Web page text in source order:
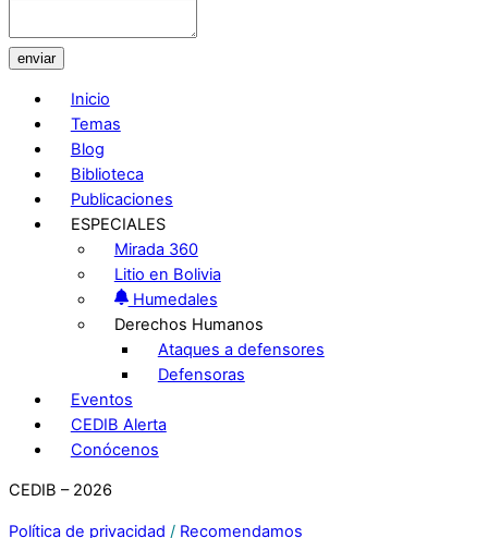
enviar
Inicio
Temas
Blog
Biblioteca
Publicaciones
ESPECIALES
Mirada 360
Litio en Bolivia
Humedales
Derechos Humanos
Ataques a defensores
Defensoras
Eventos
CEDIB Alerta
Conócenos
CEDIB – 2026
Política de privacidad / Recomendamos